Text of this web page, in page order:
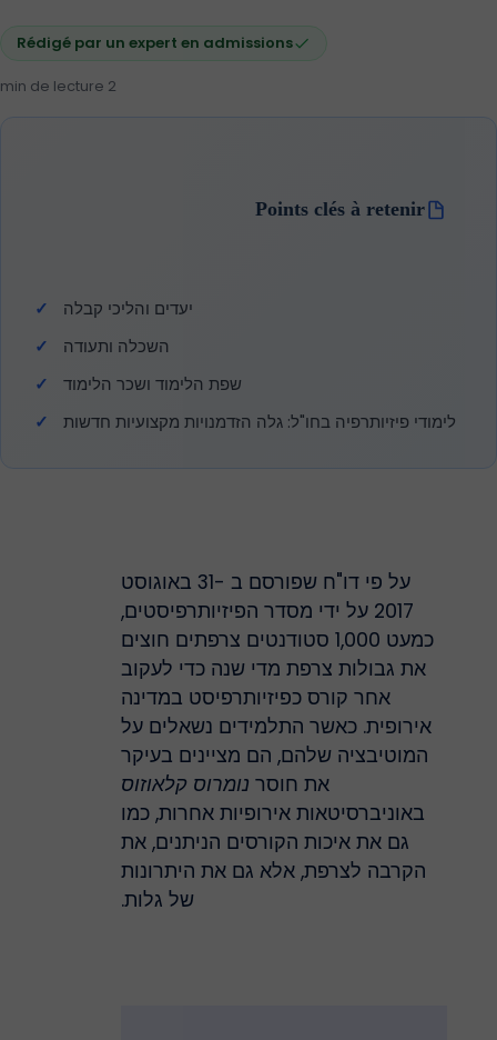
Rédigé par un expert en admissions
Points clés à retenir
יעדים והליכי קבלה
השכלה ותעודה
שפת הלימוד ושכר הלימוד
לימודי פיזיותרפיה בחו"ל: גלה הזדמנויות מקצועיות חדשות
על פי דו"ח שפורסם ב -31 באוגוסט
2017 על ידי מסדר הפיזיותרפיסטים,
כמעט 1,000 סטודנטים צרפתים חוצים
את גבולות צרפת מדי שנה כדי לעקוב
אחר קורס כפיזיותרפיסט במדינה
אירופית. כאשר התלמידים נשאלים על
המוטיבציה שלהם, הם מציינים בעיקר
את חוסרנומרוס קלאוזוס
באוניברסיטאות אירופיות אחרות, כמו
גם את איכות הקורסים הניתנים, את
הקרבה לצרפת, אלא גם את היתרונות
של גלות.